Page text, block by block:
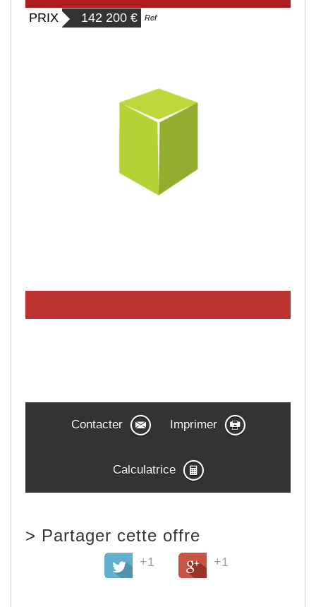
PRIX 142 200 € Ref
Contacter Imprimer
Calculatrice
> Partager cette offre
+1 +1